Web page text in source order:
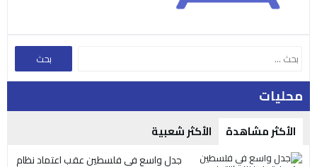
محليات
الأكثر مشاهدة الأكثر شعبية
جدل واسع في فلسطين عقب اعتماد نظام